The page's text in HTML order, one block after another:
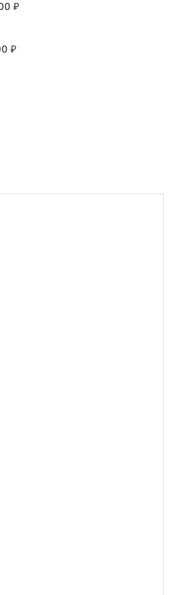
₽
₽